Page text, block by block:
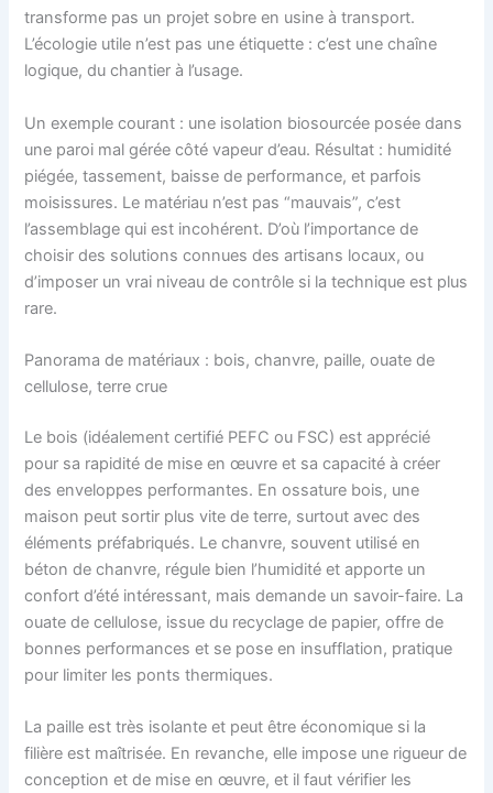
transforme pas un projet sobre en usine à transport.
L’écologie utile n’est pas une étiquette : c’est une chaîne
logique, du chantier à l’usage.
Un exemple courant : une isolation biosourcée posée dans
une paroi mal gérée côté vapeur d’eau. Résultat : humidité
piégée, tassement, baisse de performance, et parfois
moisissures. Le matériau n’est pas “mauvais”, c’est
l’assemblage qui est incohérent. D’où l’importance de
choisir des solutions connues des artisans locaux, ou
d’imposer un vrai niveau de contrôle si la technique est plus
rare.
Panorama de matériaux : bois, chanvre, paille, ouate de
cellulose, terre crue
Le bois (idéalement certifié PEFC ou FSC) est apprécié
pour sa rapidité de mise en œuvre et sa capacité à créer
des enveloppes performantes. En ossature bois, une
maison peut sortir plus vite de terre, surtout avec des
éléments préfabriqués. Le chanvre, souvent utilisé en
béton de chanvre, régule bien l’humidité et apporte un
confort d’été intéressant, mais demande un savoir-faire. La
ouate de cellulose, issue du recyclage de papier, offre de
bonnes performances et se pose en insufflation, pratique
pour limiter les ponts thermiques.
La paille est très isolante et peut être économique si la
filière est maîtrisée. En revanche, elle impose une rigueur de
conception et de mise en œuvre, et il faut vérifier les